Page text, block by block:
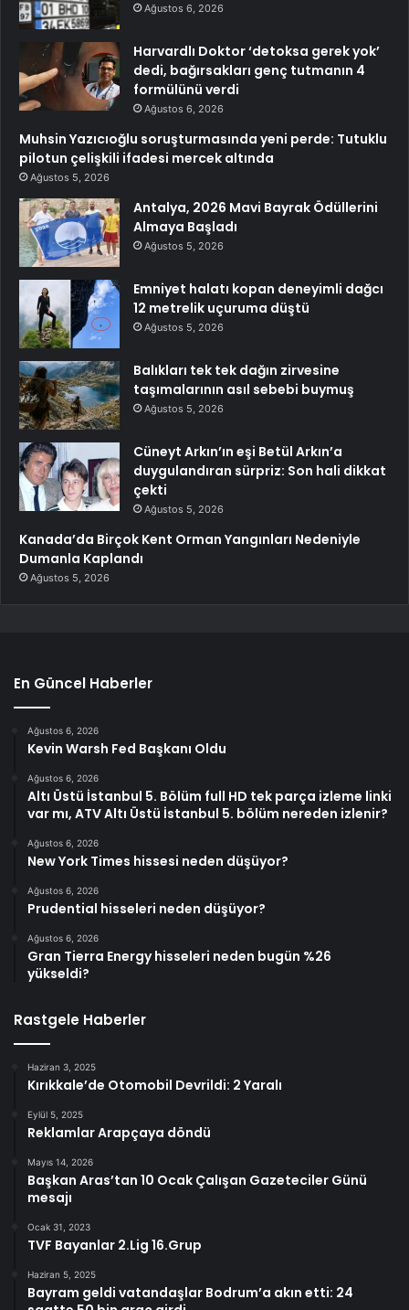
Ağustos 6, 2026
Harvardlı Doktor ‘detoksa gerek yok’
dedi, bağırsakları genç tutmanın 4
formülünü verdi
Ağustos 6, 2026
Muhsin Yazıcıoğlu soruşturmasında yeni perde: Tutuklu
pilotun çelişkili ifadesi mercek altında
Ağustos 5, 2026
Antalya, 2026 Mavi Bayrak Ödüllerini
Almaya Başladı
Ağustos 5, 2026
Emniyet halatı kopan deneyimli dağcı
12 metrelik uçuruma düştü
Ağustos 5, 2026
Balıkları tek tek dağın zirvesine
taşımalarının asıl sebebi buymuş
Ağustos 5, 2026
Cüneyt Arkın’ın eşi Betül Arkın’a
duygulandıran sürpriz: Son hali dikkat
çekti
Ağustos 5, 2026
Kanada’da Birçok Kent Orman Yangınları Nedeniyle
Dumanla Kaplandı
Ağustos 5, 2026
En Güncel Haberler
Ağustos 6, 2026
Kevin Warsh Fed Başkanı Oldu
Ağustos 6, 2026
Altı Üstü İstanbul 5. Bölüm full HD tek parça izleme linki
var mı, ATV Altı Üstü İstanbul 5. bölüm nereden izlenir?
Ağustos 6, 2026
New York Times hissesi neden düşüyor?
Ağustos 6, 2026
Prudential hisseleri neden düşüyor?
Ağustos 6, 2026
Gran Tierra Energy hisseleri neden bugün %26
yükseldi?
Rastgele Haberler
Haziran 3, 2025
Kırıkkale’de Otomobil Devrildi: 2 Yaralı
Eylül 5, 2025
Reklamlar Arapçaya döndü
Mayıs 14, 2026
Başkan Aras’tan 10 Ocak Çalışan Gazeteciler Günü
mesajı
Ocak 31, 2023
TVF Bayanlar 2.Lig 16.Grup
Haziran 5, 2025
Bayram geldi vatandaşlar Bodrum’a akın etti: 24